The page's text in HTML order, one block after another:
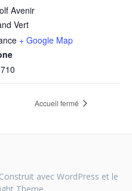
Avenir
Vert
+ Google Map
Accueil fermé
avec WordPress et le